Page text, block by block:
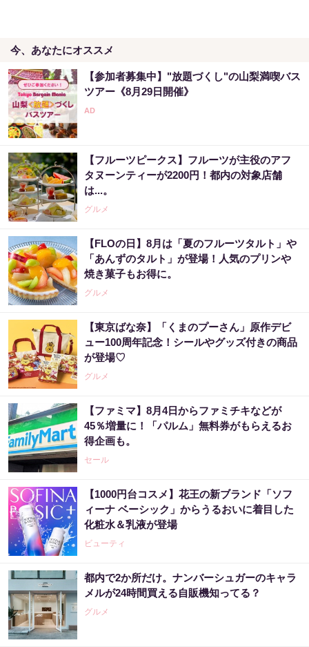
今、あなたにオススメ
【参加者募集中】"放題づくし"の山梨満喫バス
ツアー《8月29日開催》
【フルーツピークス】フルーツが主役のアフ
タヌーンティーが2200円！都内の対象店舗
は...。
グルメ
【FLOの日】8月は「夏のフルーツタルト」や
「あんずのタルト」が登場！人気のプリンや
焼き菓子もお得に。
グルメ
【東京ばな奈】「くまのプーさん」原作デビ
ュー100周年記念！シールやグッズ付きの商品
が登場♡
グルメ
【ファミマ】8月4日からファミチキなどが
45％増量に！「パルム」無料券がもらえるお
得企画も。
セール
【1000円台コスメ】花王の新ブランド「ソフ
ィーナ ベーシック」からうるおいに着目した
化粧水＆乳液が登場
ビューティ
都内で2か所だけ。ナンバーシュガーのキャラ
メルが24時間買える自販機知ってる？
グルメ